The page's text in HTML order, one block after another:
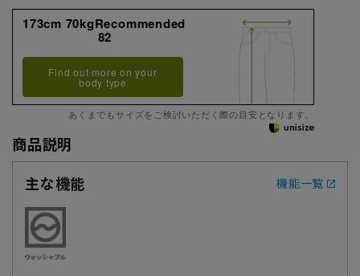
173cm 70kgRecommended
82
Find out more on your
body type
あくまでもサイズをご検討いただく際の目安となります。
商品説明
主な機能
機能一覧